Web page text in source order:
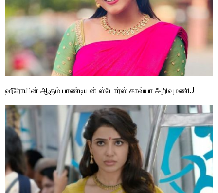
ஹீரோயின் ஆகும் பாண்டியன் ஸ்டோர்ஸ் காவ்யா அறிவுமணி..!